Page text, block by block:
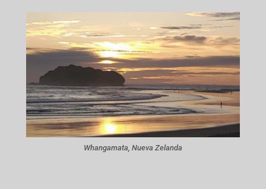
Whangamata, Nueva Zelanda